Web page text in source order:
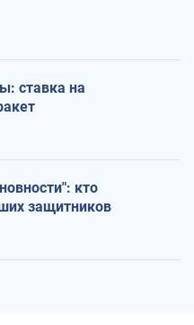
ставка на
кто
защитников